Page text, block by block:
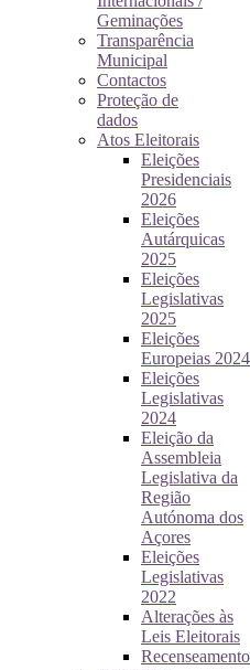
Geminações
Transparência
Municipal
Contactos
Proteção de
dados
Atos Eleitorais
Eleições
Presidenciais
2026
Eleições
Autárquicas
2025
Eleições
Legislativas
2025
Eleições
Europeias 2024
Eleições
Legislativas
2024
Eleição da
Assembleia
Legislativa da
Região
Autónoma dos
Açores
Eleições
Legislativas
2022
Alterações às
Leis Eleitorais
Recenseamento